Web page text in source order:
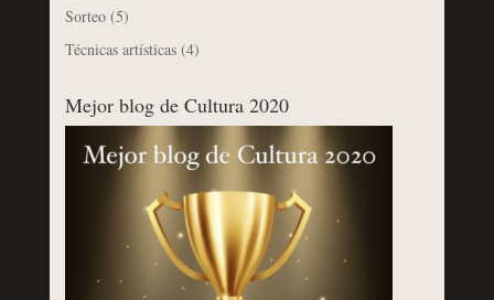
Sorteo(5)
Técnicas artísticas(4)
Mejor blog de Cultura 2020